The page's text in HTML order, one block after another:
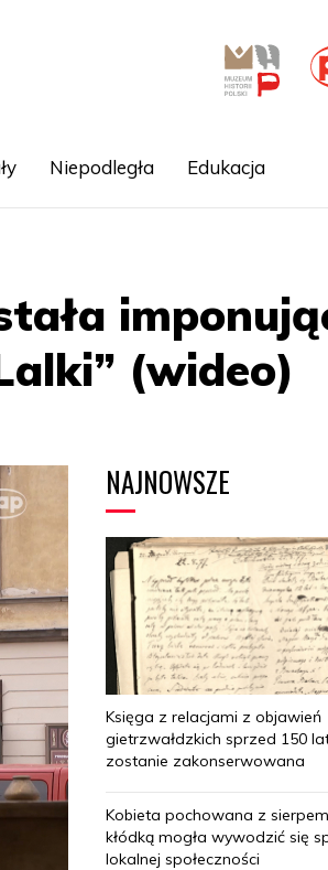
Niepodległa Edukacja
(wideo)
NAJNOWSZE
Księga z relacjami z objawień
gietrzwałdzkich sprzed 150
zostanie zakonserwowana
Kobieta pochowana z
kłódką mogła wywodzić się
lokalnej społeczności